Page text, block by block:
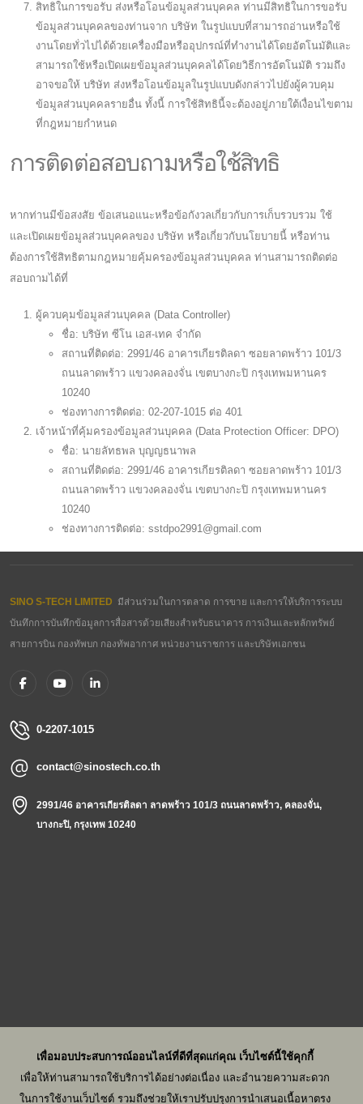
สิทธิในการขอรับ ส่งหรือโอนข้อมูลส่วนบุคคล ท่านมีสิทธิในการขอรับ
ข้อมูลส่วนบุคคลของท่านจาก บริษัท ในรูปแบบที่สามารถอ่านหรือใช้
งานโดยทั่วไปได้ด้วยเครื่องมือหรืออุปกรณ์ที่ทำงานได้โดยอัตโนมัติและ
สามารถใช้หรือเปิดเผยข้อมูลส่วนบุคคลได้โดยวิธีการอัตโนมัติ รวมถึง
อาจขอให้ บริษัท ส่งหรือโอนข้อมูลในรูปแบบดังกล่าวไปยังผู้ควบคุม
ข้อมูลส่วนบุคคลรายอื่น ทั้งนี้ การใช้สิทธินี้จะต้องอยู่ภายใต้เงื่อนไขตาม
ที่กฎหมายกำหนด
การติดต่อสอบถามหรือใช้สิทธิ
หากท่านมีข้อสงสัย ข้อเสนอแนะหรือข้อกังวลเกี่ยวกับการเก็บรวบรวม ใช้
และเปิดเผยข้อมูลส่วนบุคคลของ บริษัท หรือเกี่ยวกับนโยบายนี้ หรือท่าน
ต้องการใช้สิทธิตามกฎหมายคุ้มครองข้อมูลส่วนบุคคล ท่านสามารถติดต่อ
สอบถามได้ที่
ผู้ควบคุมข้อมูลส่วนบุคคล (Data Controller)
ชื่อ: บริษัท ซีโน เอส-เทค จำกัด
สถานที่ติดต่อ: 2991/46 อาคารเกียรติลดา ซอยลาดพร้าว 101/3
ถนนลาดพร้าว แขวงคลองจั่น เขตบางกะปิ กรุงเทพมหานคร
10240
ช่องทางการติดต่อ: 02-207-1015 ต่อ 401
เจ้าหน้าที่คุ้มครองข้อมูลส่วนบุคคล (Data Protection Officer: DPO)
ชื่อ: นายลัทธพล บุญญธนาพล
สถานที่ติดต่อ: 2991/46 อาคารเกียรติลดา ซอยลาดพร้าว 101/3
ถนนลาดพร้าว แขวงคลองจั่น เขตบางกะปิ กรุงเทพมหานคร
10240
ช่องทางการติดต่อ: sstdpo2991@gmail.com
เพื่อมอบประสบการณ์ออนไลน์ที่ดีที่สุดแก่คุณ เว็บไซต์นี้ใช้คุกกี้
เพื่อให้ท่านสามารถใช้บริการได้อย่างต่อเนื่อง และอำนวยความสะดวก
ในการใช้งานเว็บไซต์ รวมถึงช่วยให้เราปรับปรุงการนำเสนอเนื้อหาตรง
SINO S-TECH LIMITED มีส่วนร่วมในการตลาด การขาย และการให้บริการระบบ
บันทึกการบันทึกข้อมูลการสื่อสารด้วยเสียงสำหรับธนาคาร การเงินและหลักทรัพย์
สายการบิน กองทัพบก กองทัพอากาศ หน่วยงานราชการ และบริษัทเอกชน
0-2207-1015
contact@sinostech.co.th
2991/46 อาคารเกียรติลดา ลาดพร้าว 101/3 ถนนลาดพร้าว, คลองจั่น,
บางกะปิ, กรุงเทพ 10240
เพื่อมอบประสบการณ์ออนไลน์ที่ดีที่สุดแก่คุณ เว็บไซต์นี้ใช้คุกกี้
เพื่อให้ท่านสามารถใช้บริการได้อย่างต่อเนื่อง และอำนวยความสะดวก
ในการใช้งานเว็บไซต์ รวมถึงช่วยให้เราปรับปรุงการนำเสนอเนื้อหาตรง